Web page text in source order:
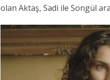
olan Aktaş, Sadi ile Songül